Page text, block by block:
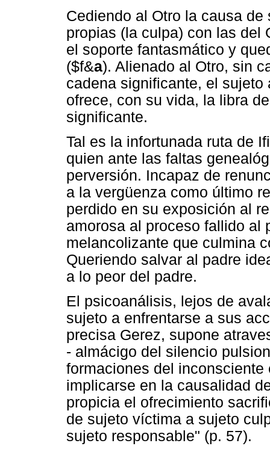
Cediendo al Otro la causa
propias (la culpa) con las del
el soporte fantasmático y
($f&a). Alienado al Otro, sin
cadena significante, el
ofrece, con su vida, la libra
significante.
Tal es la infortunada ruta de
quien ante las faltas
perversión. Incapaz de
a la vergüenza como último
perdido en su exposición al
amorosa al proceso fallido al
melancolizante que culmina
Queriendo salvar al padre
a lo peor del padre.
El psicoanálisis, lejos de
sujeto a enfrentarse a sus
precisa Gerez, supone
- almácigo del silencio
formaciones del
implicarse en la causalidad
propicia el ofrecimiento
de sujeto víctima a sujeto
sujeto responsable" (p. 57).